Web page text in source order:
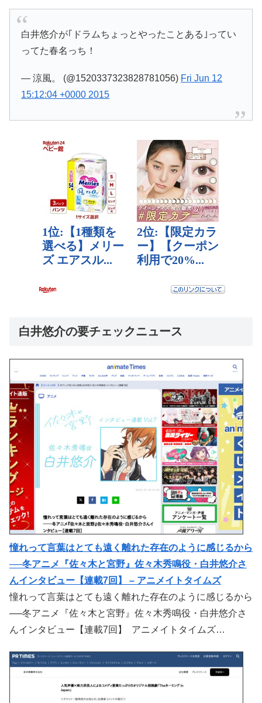
白井悠介が｢ドラムちょっとやったことある｣ってい
ってた春名っち！
— 涼風。 (@1520337323828781056) Fri Jun 12
15:12:04 +0000 2015
白井悠介の要チェックニュース
憧れって言葉はとても遠く離れた存在のように感じるから
──冬アニメ『佐々木と宮野』佐々木秀鳴役・白井悠介さ
んインタビュー【連載7回】 – アニメイトタイムズ
憧れって言葉はとても遠く離れた存在のように感じるから
──冬アニメ『佐々木と宮野』佐々木秀鳴役・白井悠介さ
んインタビュー【連載7回】 アニメイトタイムズ…